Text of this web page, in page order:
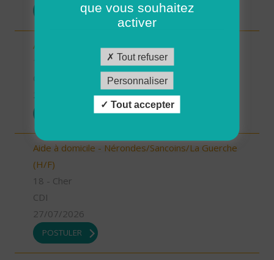
POSTULER
Aide à domicile - Sancerre (H/F)
Aide à domicile - Nérondes/Sancoins/La Guerche
(H/F)
18 - Cher
CDI
27/07/2026
POSTULER
que vous souhaitez
activer
Tout refuser
Personnaliser
Tout accepter